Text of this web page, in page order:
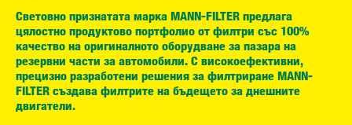
Световно признатата марка MANN-FILTER предлага
цялостно продуктово портфолио от филтри със 100%
качество на оригиналното оборудване за пазара на
резервни части за автомобили. С високоефективни,
прецизно разработени решения за филтриране MANN-
FILTER създава филтрите на бъдещето за днешните
двигатели.